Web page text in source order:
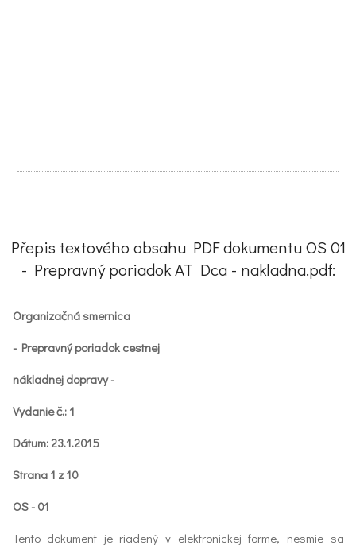
Přepis textového obsahu PDF dokumentu OS 01
- Prepravný poriadok AT Dca - nakladna.pdf:
Organizačná smernica
- Prepravný poriadok cestnej
nákladnej dopravy -
Vydanie č.: 1
Dátum: 23.1.2015
Strana 1 z 10
OS - 01
Tento dokument je riadený v elektronickej forme, nesmie sa